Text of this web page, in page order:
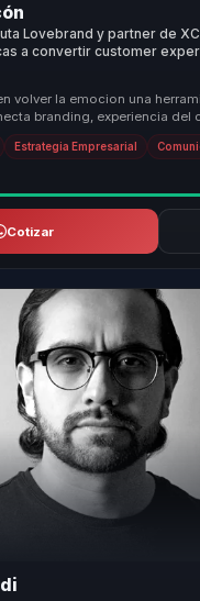
Lovebrand y partner de
a convertir customer
y rentabilidad.
volver la emocion una
branding, experiencia del
Estrategia Empresarial
Cotizar